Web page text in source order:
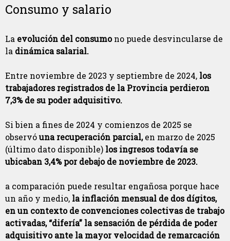
Consumo y salario
La evolución del consumono puede desvincularse de
la dinámica salarial.
Entre noviembre de 2023 y septiembre de 2024, los
trabajadores registrados de la Provincia perdieron
7,3% de su poder adquisitivo.
Si bien a fines de 2024 y comienzos de 2025 se
observóuna recuperación parcial,en marzo de 2025
(último dato disponible) los ingresos todavía se
ubicaban 3,4% por debajo de noviembre de 2023.
a comparación puede resultar engañosa porque hace
un año y medio, la inflación mensual de dos dígitos,
en un contexto de convenciones colectivas de trabajo
activadas, “difería” la sensación de pérdida de poder
adquisitivo ante la mayor velocidad de remarcación